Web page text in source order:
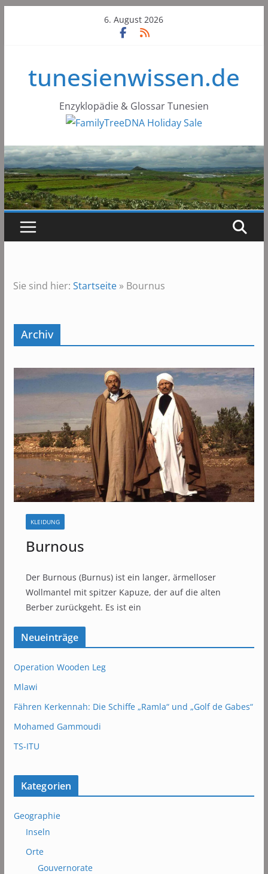
6. August 2026
tunesienwissen.de
Enzyklopädie & Glossar Tunesien
Sie sind hier: Startseite» Bournus
Archiv
KLEIDUNG
Burnous
Der Burnous (Burnus) ist ein langer, ärmelloser
Wollmantel mit spitzer Kapuze, der auf die alten
Berber zurückgeht. Es ist ein
Neueinträge
Operation Wooden Leg
Mlawi
Fähren Kerkennah: Die Schiffe „Ramla“ und „Golf de Gabes“
Mohamed Gammoudi
TS-ITU
Kategorien
Geographie
Inseln
Orte
Gouvernorate